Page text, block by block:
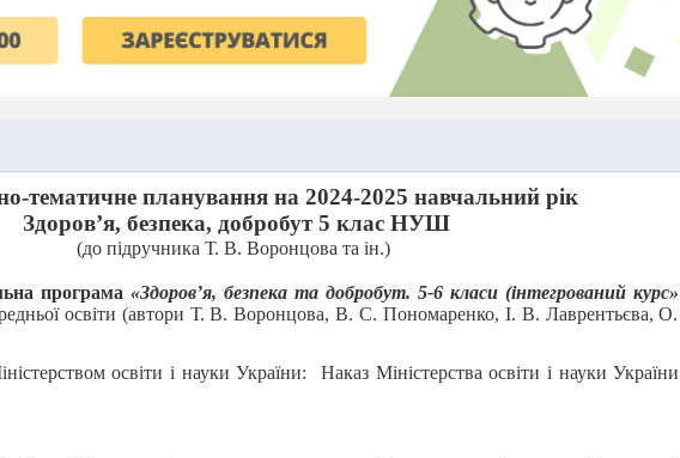
тематичне планування на 2024-2025 навчальний рік
Здоров’я, безпека, добробут 5 клас НУШ
(до підручника Т. В. Воронцова та ін.)
програма «Здоров’я, безпека та добробут. 5-6 класи (інтегрований курс»
освіти (автори Т. В. Воронцова, В. С. Пономаренко, І. В. Лаврентьєва, О.
освіти і науки України:
Наказ Міністерства освіти і науки України